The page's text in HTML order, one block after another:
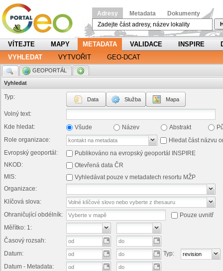
Adresy Metadata Dokumenty
VÍTEJTE MAPY METADATA VALIDACE INSPIRE
VYHLEDAT
VYTVOŘIT GEO-DCAT
GEOPORTÁL
Vyhledat
Typ: Data Služba Mapa
Volný text:
Kde hledat:
Všude Název Abstrakt
Role organizace:
Hledat část názvu
Evropský geoportál:
Publikováno na evropský geoportál INSPIRE
NKOD:
Otevřená data ČR
MIS:
Vyhledávat pouze v metadatech resortu MŽP
Organizace:
Klíčová slova:
Ohraničující obdélník:
Pouze uvnitř
Měřítko: 1:
Časový rozsah:
Datum:
Datum - Metadata:
Typ: